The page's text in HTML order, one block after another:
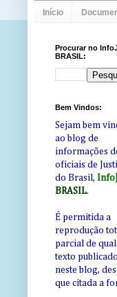
Início
Procurar no
BRASIL:
Bem Vindos:
Sejam bem
ao blog de
informações
oficiais de
do Brasil,
BRASIL.
É permitida a
reprodução
parcial de
texto publicado
neste blog,
que citada a